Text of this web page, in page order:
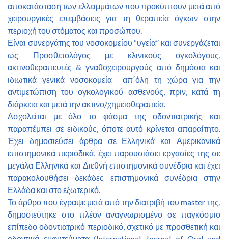
αποκατάσταση των ελλειμμάτων που προκύπτουν μετά από
χειρουργικές επεμβάσεις για τη θεραπεία όγκων στην
περιοχή του στόματος και προσώπου.
Είναι συνεργάτης του νοσοκομείου “υγεία” και συνεργάζεται
ως Προσθετολόγος με κλινικούς ογκολόγους,
ακτινοθεραπευτές & γναθοχειρουργούς από δημόσια και
ιδιωτικά γενικά νοσοκομεία απ΄όλη τη χώρα για την
αντιμετώπιση του ογκολογικού ασθενούς, πριν, κατά τη
διάρκεια και μετά την ακτινο/χημειοθεραπεία.
Ασχολείται με όλο το φάσμα της οδοντιατρικής και
παραπέμπει σε ειδικούς, όποτε αυτό κρίνεται απαραίτητο.
Έχει δημοσιεύσει άρθρα σε Ελληνικά και Αμερικανικά
επιστημονικά περιοδικά, έχει παρουσιάσει εργασίες της σε
μεγάλα Ελληνικά και Διεθνή επιστημονικά συνέδρια και έχει
παρακολουθήσει δεκάδες επιστημονικά συνέδρια στην
Ελλάδα και στο εξωτερικό.
Το άρθρο που έγραψε μετά από την διατριβή του master της,
δημοσιεύτηκε στο πλέον αναγνωρισμένο σε παγκόσμιο
επίπεδο οδοντιατρικό περιοδικό, σχετικό με προσθετική και